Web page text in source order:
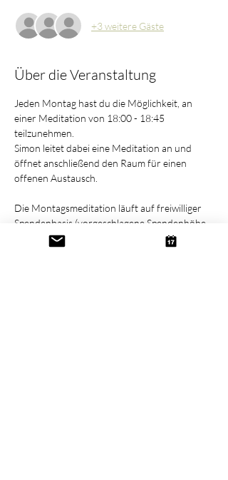
+3 weitere Gäste
Über die Veranstaltung
Jeden Montag hast du die Möglichkeit, an
einer Meditation von 18:00 - 18:45
teilzunehmen.
Simon leitet dabei eine Meditation an und
öffnet anschließend den Raum für einen
offenen Austausch.
Die Montagsmeditation läuft auf freiwilliger
Spendenbasis (vorgeschlagene Spendenhöhe
ist 9,00 €).